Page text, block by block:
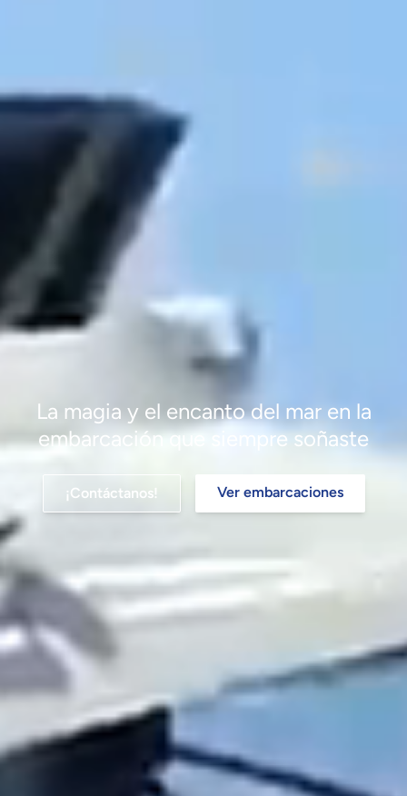
La magia y el encanto del mar en la
embarcación que siempre soñaste
¡Contáctanos! Ver embarcaciones